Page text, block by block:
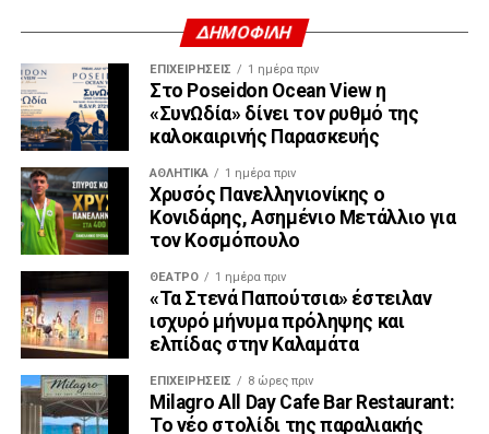
ΔΗΜΟΦΙΛΗ
ΕΠΙΧΕΙΡΉΣΕΙΣ 1 ημέρα πριν
Στο Poseidon Ocean View η
«ΣυνΩδία» δίνει τον ρυθμό της
καλοκαιρινής Παρασκευής
ΑΘΛΗΤΙΚΆ 1 ημέρα πριν
Χρυσός Πανελληνιονίκης ο
Κονιδάρης, Ασημένιο Μετάλλιο για
τον Κοσμόπουλο
ΘΈΑΤΡΟ 1 ημέρα πριν
«Τα Στενά Παπούτσια» έστειλαν
ισχυρό μήνυμα πρόληψης και
ελπίδας στην Καλαμάτα
ΕΠΙΧΕΙΡΉΣΕΙΣ 8 ώρες πριν
Milagro All Day Cafe Bar Restaurant:
Το νέο στολίδι της παραλιακής